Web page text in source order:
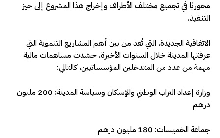
محوريًا في تجميع مختلف الأطراف وإخراج هذا المشروع إلى حيز
التنفيذ.
الاتفاقية الجديدة، التي تُعد من بين أهم المشاريع التنموية التي
عرفتها المدينة خلال السنوات الأخيرة، حشدت مساهمات مالية
مهمة من عدد من المتدخلين المؤسساتيين، كالتالي:
وزارة إعداد التراب الوطني والإسكان وسياسة المدينة: 200 مليون
درهم
جماعة الخميسات: 180 مليون درهم